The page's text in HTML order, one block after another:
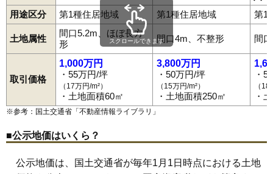
用途区分
第1種住居地域 第1種住居地域 第1
土地属性
間口5.2m、ほぼ長方
形
間口4m、不整形 間
取引価格
1,000万円
・55万円/坪
（17万円/m²）
・土地面積60㎡
3,800万円
・50万円/坪
（15万円/m²）
・土地面積250㎡
・
（
・
スクロールできます
※参考：国土交通省「不動産情報ライブラリ 」
■公示地価はいくら？
公示地価は、国土交通省が毎年1月1日時点における土地
蒲生本町川柳町瓦曽根北後谷北川崎北越谷越ケ谷
越ケ谷本町御殿町相模町三野宮 七左町下間久里新川町
神明町砂原千間台西千間台東大成町中島長島中町西新井
西方野島 登戸町花田東大沢東越谷 東柳田町 平方袋山船渡
増林増森 南荻島 南越谷 南町宮本町 向畑弥栄町 弥十郎谷中町
レイクタウン
南越谷駅 越谷レイクタウン駅蒲生駅新越谷駅越谷駅
北越谷駅
大袋駅せんげん台駅